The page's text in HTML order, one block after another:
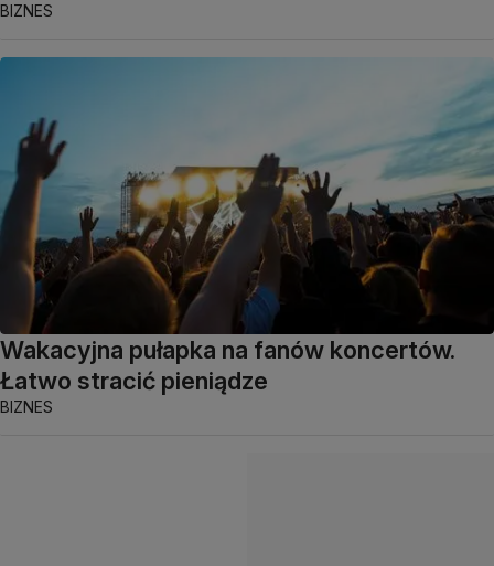
BIZNES
Wakacyjna pułapka na fanów koncertów.
Łatwo stracić pieniądze
BIZNES